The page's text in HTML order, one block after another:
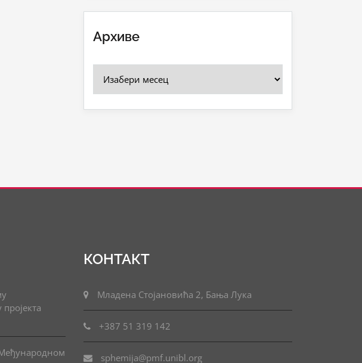
Архиве
КОНТАКТ
Младена Стојановића 2, Бања Лука
+387 51 319 142
sphemija@pmf.unibl.org